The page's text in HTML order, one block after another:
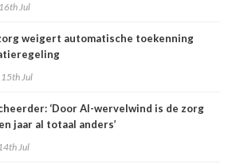
Jul
weigert automatische toekenning
15th Jul
‘Door AI-wervelwind is de zorg
jaar al totaal anders’
Jul